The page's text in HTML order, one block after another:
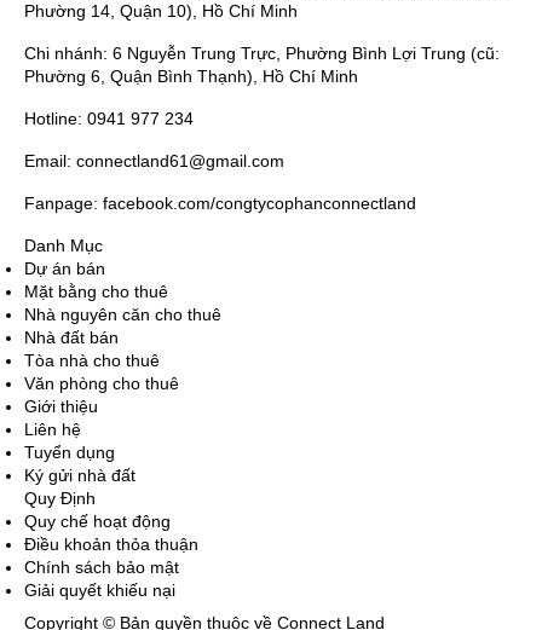
Phường 14, Quận 10), Hồ Chí Minh
Chi nhánh: 6 Nguyễn Trung Trực, Phường Bình Lợi Trung (cũ:
Phường 6, Quận Bình Thạnh), Hồ Chí Minh
Hotline: 0941 977 234
Email: connectland61@gmail.com
Fanpage: facebook.com/congtycophanconnectland
Danh Mục
Dự án bán
Mặt bằng cho thuê
Nhà nguyên căn cho thuê
Nhà đất bán
Tòa nhà cho thuê
Văn phòng cho thuê
Giới thiệu
Liên hệ
Tuyển dụng
Ký gửi nhà đất
Quy Định
Quy chế hoạt động
Điều khoản thỏa thuận
Chính sách bảo mật
Giải quyết khiếu nại
Copyright © Bản quyền thuộc về Connect Land